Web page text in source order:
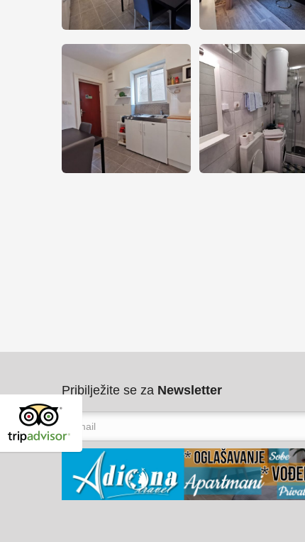
Pribilježite se za Newsletter